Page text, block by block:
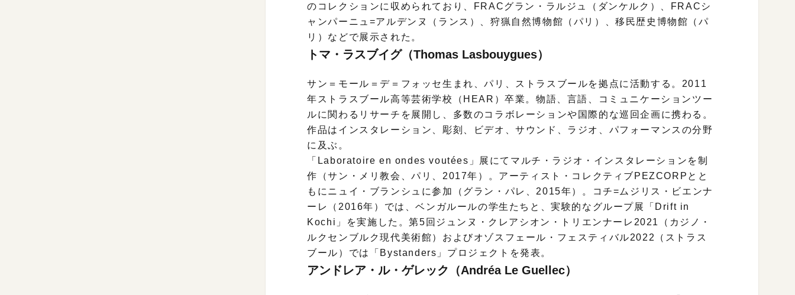
のコレクションに収められており、FRACグラン・ラルジュ（ダンケルク）、FRACシ
ャンパーニュ=アルデンヌ（ランス）、狩猟自然博物館（パリ）、移民歴史博物館（パ
リ）などで展示された。
トマ・ラスブイグ（Thomas Lasbouygues）
サン＝モール＝デ＝フォッセ生まれ、パリ、ストラスブールを拠点に活動する。2011
年ストラスブール高等芸術学校（HEAR）卒業。物語、言語、コミュニケーションツー
ルに関わるリサーチを展開し、多数のコラボレーションや国際的な巡回企画に携わる。
作品はインスタレーション、彫刻、ビデオ、サウンド、ラジオ、パフォーマンスの分野
に及ぶ。
「Laboratoire en ondes voutées」展にてマルチ・ラジオ・インスタレーションを制
作（サン・メリ教会、パリ、2017年）。アーティスト・コレクティブPEZCORPとと
もにニュイ・ブランシュに参加（グラン・パレ、2015年）。コチ=ムジリス・ビエンナ
ーレ（2016年）では、ベンガルールの学生たちと、実験的なグループ展「Drift in
Kochi」を実施した。第5回ジュンヌ・クレアシオン・トリエンナーレ2021（カジノ・
ルクセンブルク現代美術館）およびオゾスフェール・フェスティバル2022（ストラス
ブール）では「Bystanders」プロジェクトを発表。
アンドレア・ル・ゲレック（Andréa Le Guellec）